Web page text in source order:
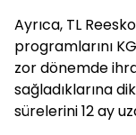
Ayrıca, TL
programlarını
zor dönemde
sağladıklarına
sürelerini 12 ay